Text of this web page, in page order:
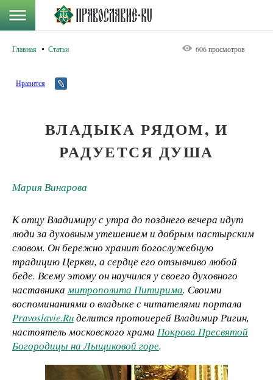
Главная Статьи 606 просмотров
Нравится
ВЛАДЫКА РЯДОМ, И
РАДУЕТСЯ ДУША
Мария Винарова
К отцу Владимиру с утра до позднего вечера идут
люди за духовным утешением и добрым пастырским
словом. Он бережно хранит богослужебную
традицию Церкви, а сердце его отзывчиво любой
беде. Всему этому он научился у своего духовного
наставникамитрополита Питирима. Своими
воспоминаниями о владыке с читателями портала
Pravoslavie.Ruделится протоиерей Владимир Ригин,
настоятель московского храма Покрова Пресвятой
Богородицы на Лыщиковой горе.